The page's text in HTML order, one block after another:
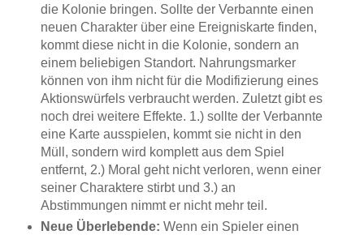
die Kolonie bringen. Sollte der Verbannte einen
neuen Charakter über eine Ereigniskarte finden,
kommt diese nicht in die Kolonie, sondern an
einem beliebigen Standort. Nahrungsmarker
können von ihm nicht für die Modifizierung eines
Aktionswürfels verbraucht werden. Zuletzt gibt es
noch drei weitere Effekte. 1.) sollte der Verbannte
eine Karte ausspielen, kommt sie nicht in den
Müll, sondern wird komplett aus dem Spiel
entfernt, 2.) Moral geht nicht verloren, wenn einer
seiner Charaktere stirbt und 3.) an
Abstimmungen nimmt er nicht mehr teil.
Neue Überlebende: Wenn ein Spieler einen